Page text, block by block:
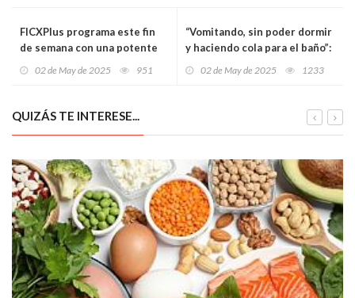
FICXPlus programa este fin
de semana con una potente
02 de May de 2025 951
“Vomitando, sin poder dormir
y haciendo cola para el baño”:
masiva que arruinó el viaje de
02 de May de 2025 1233
QUIZÁS TE INTERESE...